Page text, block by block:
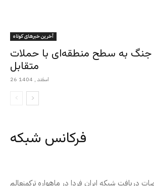
آخرین خبرهای کوتاه
به سطح منطقه‌ای با حملات
متقابل
26 اسفند , 1404
فرکانس شبکه